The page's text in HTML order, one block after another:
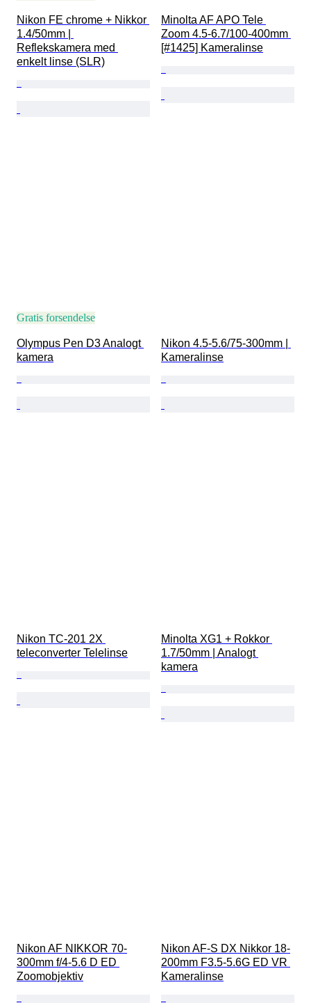
Nikon FE chrome + Nikkor
1.4/50mm |
Reflekskamera med
enkelt linse (SLR)
Minolta AF APO Tele
Zoom 4.5-6.7/100-400mm
[#1425] Kameralinse
Gratis forsendelse
Olympus Pen D3 Analogt
kamera
Nikon 4.5-5.6/75-300mm |
Kameralinse
Nikon TC-201 2X
teleconverter Telelinse
Minolta XG1 + Rokkor
1.7/50mm | Analogt
kamera
Nikon AF NIKKOR 70-
300mm f/4-5.6 D ED
Zoomobjektiv
Nikon AF-S DX Nikkor 18-
200mm F3.5-5.6G ED VR
Kameralinse